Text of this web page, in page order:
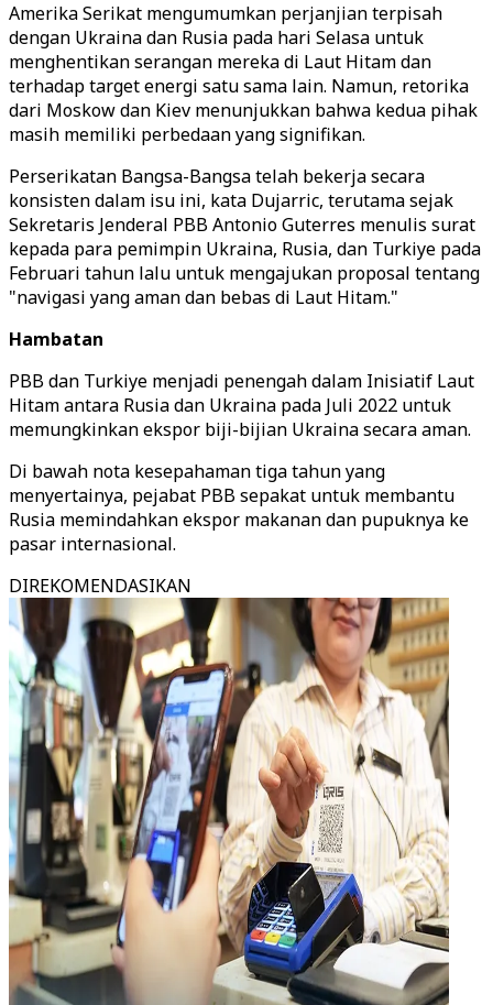
Amerika Serikat mengumumkan perjanjian terpisah
dengan Ukraina dan Rusia pada hari Selasa untuk
menghentikan serangan mereka di Laut Hitam dan
terhadap target energi satu sama lain. Namun, retorika
dari Moskow dan Kiev menunjukkan bahwa kedua pihak
masih memiliki perbedaan yang signifikan.
Perserikatan Bangsa-Bangsa telah bekerja secara
konsisten dalam isu ini, kata Dujarric, terutama sejak
Sekretaris Jenderal PBB Antonio Guterres menulis surat
kepada para pemimpin Ukraina, Rusia, dan Turkiye pada
Februari tahun lalu untuk mengajukan proposal tentang
"navigasi yang aman dan bebas di Laut Hitam."
Hambatan
PBB dan Turkiye menjadi penengah dalam Inisiatif Laut
Hitam antara Rusia dan Ukraina pada Juli 2022 untuk
memungkinkan ekspor biji-bijian Ukraina secara aman.
Di bawah nota kesepahaman tiga tahun yang
menyertainya, pejabat PBB sepakat untuk membantu
Rusia memindahkan ekspor makanan dan pupuknya ke
pasar internasional.
DIREKOMENDASIKAN